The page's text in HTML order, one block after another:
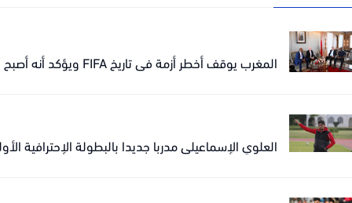
المغرب يوقف أخطر أزمة في تاريخ FIFA ويؤكد أنه أصبح عاصمة القرار الكروي العالمي.
العلوي الإسماعيلي مدربا جديدا بالبطولة الإحترافية